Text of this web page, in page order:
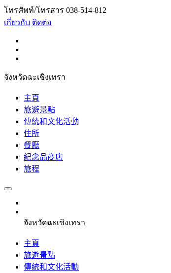
โทรศัพท์/โทรสาร 038-514-812
เกี่ยวกับ ติดต่อ
จังหวัดฉะเชิงเทรา
主頁
旅遊景點
傳統和文化活動
住所
餐廳
紀念品商店
旅程
จังหวัดฉะเชิงเทรา
主頁
旅遊景點
傳統和文化活動